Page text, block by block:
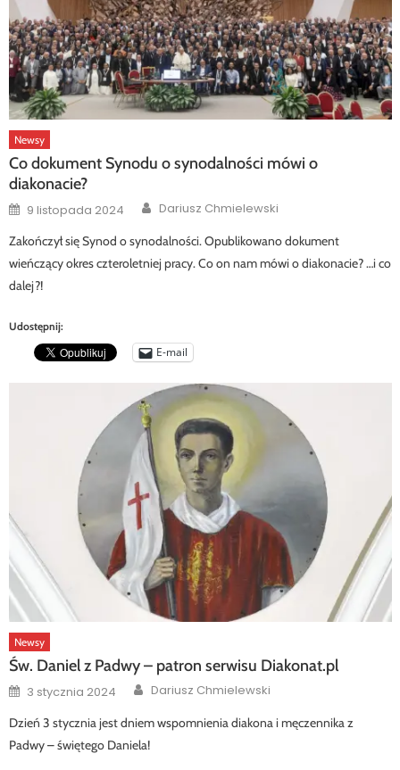
Newsy
Co dokument Synodu o synodalności mówi o
diakonacie?
Posted
on
9 listopada 2024 Author
Dariusz Chmielewski
Zakończył się Synod o synodalności. Opublikowano dokument
wieńczący okres czteroletniej pracy. Co on nam mówi o diakonacie? …i co
dalej?!
Udostępnij:
E-mail
Newsy
Św. Daniel z Padwy – patron serwisu Diakonat.pl
Posted
on
3 stycznia 2024 Author
Dariusz Chmielewski
Dzień 3 stycznia jest dniem wspomnienia diakona i męczennika z
Padwy – świętego Daniela!